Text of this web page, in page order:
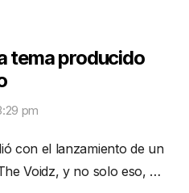
tema producido
pm
con el lanzamiento de un
Voidz, y no solo eso, …